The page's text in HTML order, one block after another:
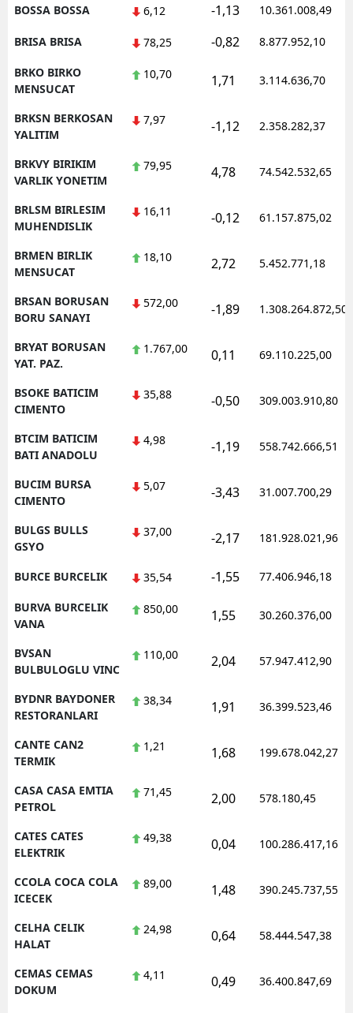
BOSSA BOSSA 6,12 -1,13 10.361.008,49
BRISA BRISA 78,25 -0,82 8.877.952,10
BRKO BIRKO
MENSUCAT
10,70 1,71 3.114.636,70
BRKSN BERKOSAN
YALITIM
7,97 -1,12 2.358.282,37
BRKVY BIRIKIM
VARLIK YONETIM
79,95 4,78 74.542.532,65
BRLSM BIRLESIM
MUHENDISLIK
16,11 -0,12 61.157.875,02
BRMEN BIRLIK
MENSUCAT
18,10 2,72 5.452.771,18
BRSAN BORUSAN
BORU SANAYI
572,00 -1,89 1.308.264.872,50
BRYAT BORUSAN
YAT. PAZ.
1.767,00 0,11 69.110.225,00
BSOKE BATICIM
CIMENTO
35,88 -0,50 309.003.910,80
BTCIM BATICIM
BATI ANADOLU
4,98 -1,19 558.742.666,51
BUCIM BURSA
CIMENTO
5,07 -3,43 31.007.700,29
BULGS BULLS
GSYO
37,00 -2,17 181.928.021,96
BURCE BURCELIK 35,54 -1,55 77.406.946,18
BURVA BURCELIK
VANA
850,00 1,55 30.260.376,00
BVSAN
BULBULOGLU VINC
110,00 2,04 57.947.412,90
BYDNR BAYDONER
RESTORANLARI
38,34 1,91 36.399.523,46
CANTE CAN2
TERMIK
1,21 1,68 199.678.042,27
CASA CASA EMTIA
PETROL
71,45 2,00 578.180,45
CATES CATES
ELEKTRIK
49,38 0,04 100.286.417,16
CCOLA COCA COLA
ICECEK
89,00 1,48 390.245.737,55
CELHA CELIK
HALAT
24,98 0,64 58.444.547,38
CEMAS CEMAS
DOKUM
4,11 0,49 36.400.847,69